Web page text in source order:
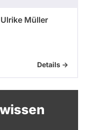
Ulrike Müller
Details ->